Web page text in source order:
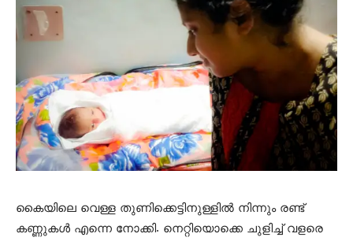
കൈയിലെ വെള്ള തുണിക്കെട്ടിനുള്ളിൽ നിന്നും രണ്ട്
കണ്ണുകൾ എന്നെ നോക്കി. നെറ്റിയൊക്കെ ചുളിച്ച് വളരെ